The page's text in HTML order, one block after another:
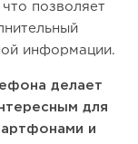
что позволяет
информации.
делает
для
и